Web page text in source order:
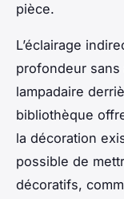
pièce.
L’éclairage
profondeur
lampadaire
bibliothèque
la décoration
possible de
décoratifs,